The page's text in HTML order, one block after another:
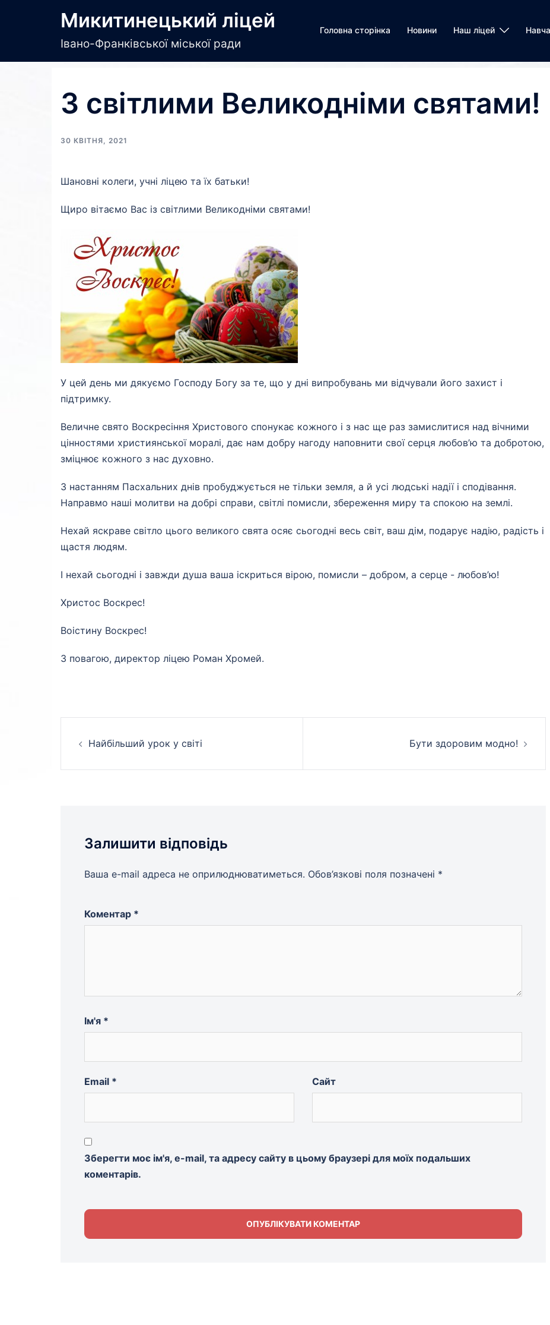
Микитинецький ліцей
Івано-Франківської міської ради
Головна сторінка Новини Наш ліцей
З світлими Великодніми святами!
30 КВІТНЯ, 2021
Шановні колеги, учні ліцею та їх батьки!
Щиро вітаємо Вас із світлими Великодніми святами!
У цей день ми дякуємо Господу Богу за те, що у дні випробувань ми відчували його захист і
підтримку.
Величне свято Воскресіння Христового спонукає кожного і з нас ще раз замислитися над вічними
цінностями християнської моралі, дає нам добру нагоду наповнити свої серця любов’ю та добротою,
зміцнює кожного з нас духовно.
З настанням Пасхальних днів пробуджується не тільки земля, а й усі людські надії і сподівання.
Направмо наші молитви на добрі справи, світлі помисли, збереження миру та спокою на землі.
Нехай яскраве світло цього великого свята осяє сьогодні весь світ, ваш дім, подарує надію, радість і
щастя людям.
І нехай сьогодні і завжди душа ваша іскриться вірою, помисли – добром, а серце - любов’ю!
Христос Воскрес!
Воістину Воскрес!
З повагою, директор ліцею Роман Хромей.
Найбільший урок у світі Бути здоровим модно!
Залишити відповідь
Ваша e-mail адреса не оприлюднюватиметься. Обов’язкові поля позначені *
Коментар *
Ім'я *
Email * Сайт
Зберегти моє ім'я, e-mail, та адресу сайту в цьому браузері для моїх подальших
коментарів.